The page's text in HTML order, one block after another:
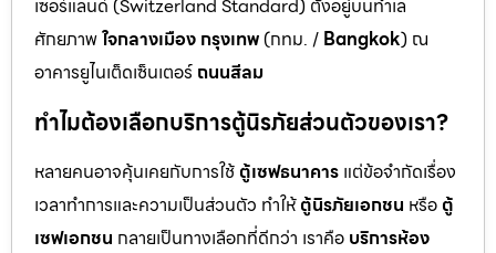
เซอร์แลนด์ (Switzerland Standard) ตั้งอยู่บนทำเล
ศักยภาพใจกลางเมือง กรุงเทพ(กทม. / Bangkok) ณ
อาคารยูไนเต็ดเซ็นเตอร์ ถนนสีลม
ทำไมต้องเลือกบริการตู้นิรภัยส่วนตัวของเรา?
หลายคนอาจคุ้นเคยกับการใช้ ตู้เซฟธนาคาร แต่ข้อจำกัดเรื่อง
เวลาทำการและความเป็นส่วนตัว ทำให้ตู้นิรภัยเอกชน หรือ ตู้
เซฟเอกชน กลายเป็นทางเลือกที่ดีกว่า เราคือ บริการห้อง